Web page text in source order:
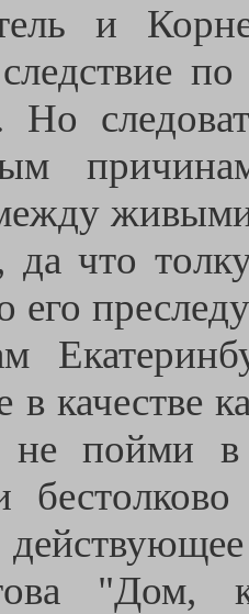
и
Но
да что
его
в качестве
пойми в
"Дом,